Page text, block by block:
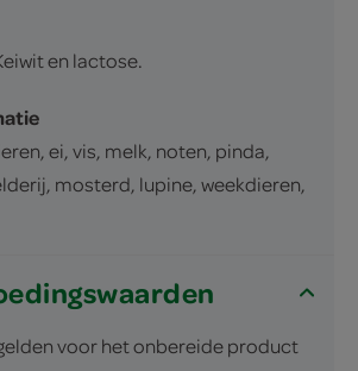
en lactose.
ei, vis, melk, noten, pinda,
mosterd, lupine, weekdieren,
voor het onbereide product